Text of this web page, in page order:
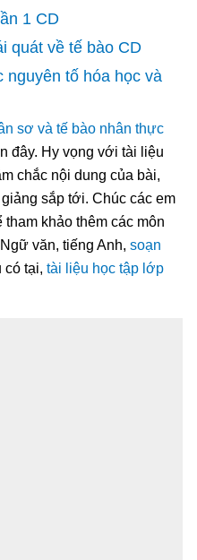
1 CD
quát về tế bào CD
nguyên tố hóa học và
sơ và tế bào nhân thực
đây. Hy vọng với tài liệu
chắc nội dung của bài,
sắp tới. Chúc các em
tham khảo thêm các môn
văn, tiếng Anh, soạn
có tại, tài liệu học tập lớp